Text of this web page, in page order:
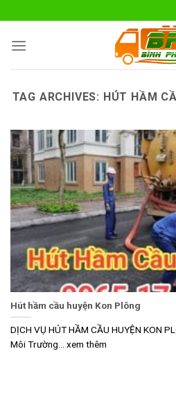
to
content
TAG ARCHIVES: HÚT HẦM
Hút hầm cầu huyện Kon Plông
DỊCH VỤ HÚT HẦM CẦU HUYỆN KON
Môi Trường... xem thêm